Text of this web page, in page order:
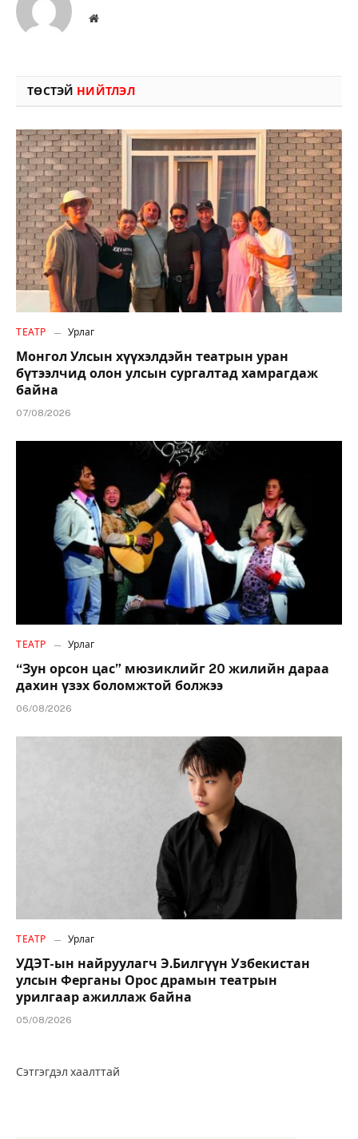
Вэбсайт
ТӨСТЭЙ НИЙТЛЭЛ
ТЕАТР Урлаг
Монгол Улсын хүүхэлдэйн театрын уран
бүтээлчид олон улсын сургалтад хамрагдаж
байна
07/08/2026
ТЕАТР Урлаг
“Зун орсон цас” мюзиклийг 20 жилийн дараа
дахин үзэх боломжтой болжээ
06/08/2026
ТЕАТР Урлаг
УДЭТ-ын найруулагч Э.Билгүүн Узбекистан
улсын Ферганы Орос драмын театрын
урилгаар ажиллаж байна
05/08/2026
Сэтгэгдэл хаалттай